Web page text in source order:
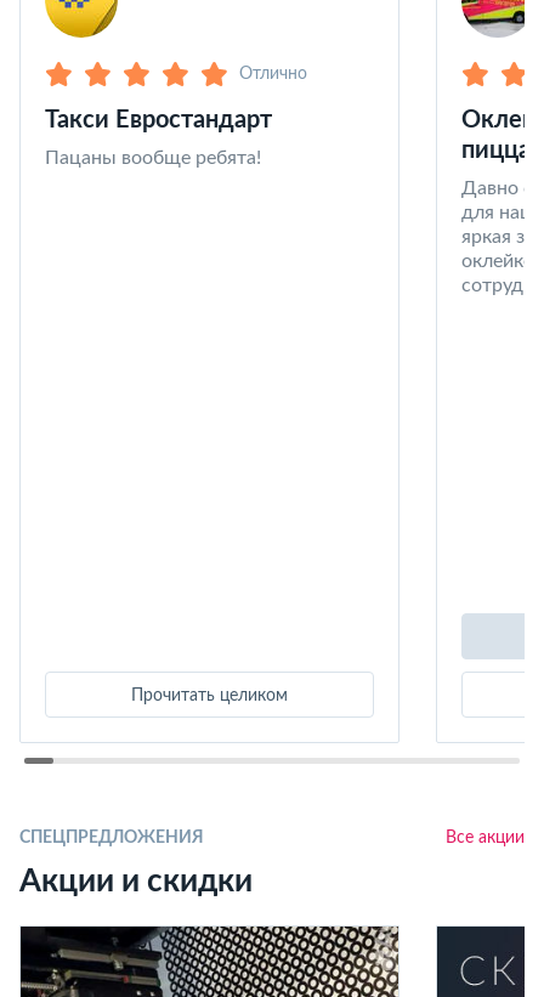
Отлично
Такси Евростандарт
Пацаны вообще ребята!
Прочитать целиком
пицца
Давно
для
яркая
оклейке
СПЕЦПРЕДЛОЖЕНИЯ Все акции
Акции и скидки